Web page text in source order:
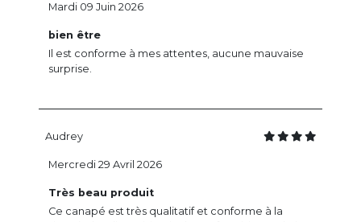
bien être
Il est conforme à mes attentes, aucune mauvaise
surprise.
Mardi 09 Juin 2026
Audrey
Très beau produit
Ce canapé est très qualitatif et conforme à la
Mercredi 29 Avril 2026